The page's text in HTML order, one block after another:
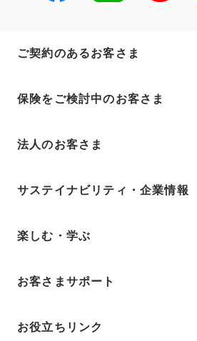
ご契約のあるお客さま
保険をご検討中のお客さま
法人のお客さま
サステイナビリティ・企業情報
楽しむ・学ぶ
お客さまサポート
お役立ちリンク